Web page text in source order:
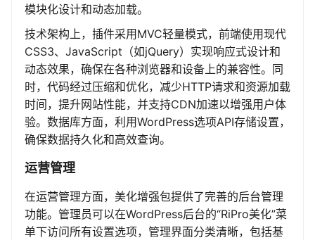
模块化设计和动态加载。
技术架构上，插件采用MVC轻量模式，前端使用现代
CSS3、JavaScript（如jQuery）实现响应式设计和
动态效果，确保在各种浏览器和设备上的兼容性。同
时，代码经过压缩和优化，减少HTTP请求和资源加载
时间，提升网站性能，并支持CDN加速以增强用户体
验。数据库方面，利用WordPress选项API存储设置，
确保数据持久化和高效查询。
运营管理
在运营管理方面，美化增强包提供了完善的后台管理
功能。管理员可以在WordPress后台的“RiPro美化”菜
单下访问所有设置选项，管理界面分类清晰，包括基